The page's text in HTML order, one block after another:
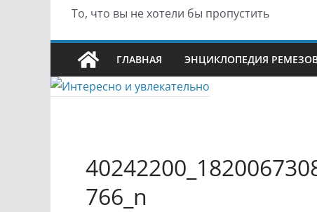
То, что вы не хотели бы пропустить
ГЛАВНАЯ ЭНЦИКЛОПЕДИЯ
766_n